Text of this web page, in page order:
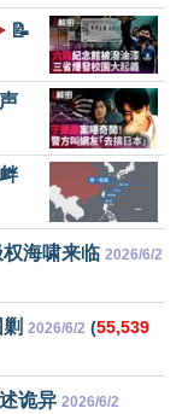
📝
权海啸来临 2026/6/2
2026/6/2 (55,539
诡异 2026/6/2